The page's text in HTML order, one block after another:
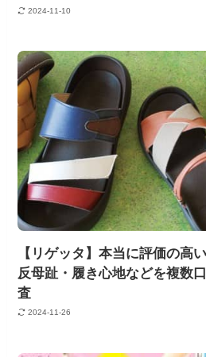
2024-11-10
【リゲッタ】本当に評価の高
反母趾・履き心地などを複数
査
2024-11-26